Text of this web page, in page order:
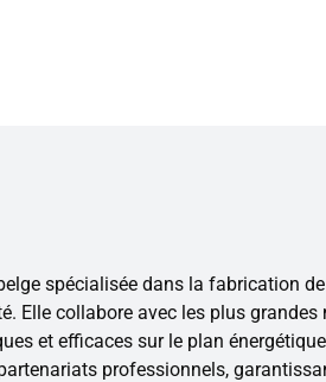
spécialisée dans la fabrication
Elle collabore avec les plus grandes
et efficaces sur le plan
professionnels,